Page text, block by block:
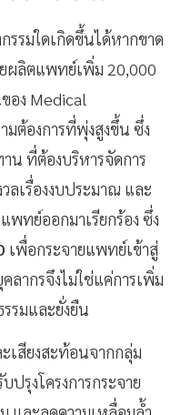
รรมใดเกิดขึ้นได้หากขาด
ผลิตแพทย์เพิ่ม 20,000
อง Medical
มต้องการที่พุ่งสูงขึ้น ซึ่ง
น ที่ต้องบริหารจัดการ
ลเรื่องงบประมาณ และ
พทย์ออกมาเรียกร้อง ซึ่ง
เพื่อกระจายแพทย์เข้าสู่
ลากรจึงไม่ใช่แค่การเพิ่ม
รมและยั่งยืน
เสียงสะท้อนจากกลุ่ม
รุงโครงการกระจาย